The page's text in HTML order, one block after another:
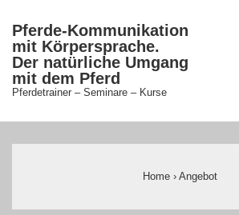
Zum
Inhalt
Pferde-Kommunikation
mit Körpersprache.
Der natürliche Umgang
mit dem Pferd
Pferdetrainer – Seminare – Kurse
Home › Angebot